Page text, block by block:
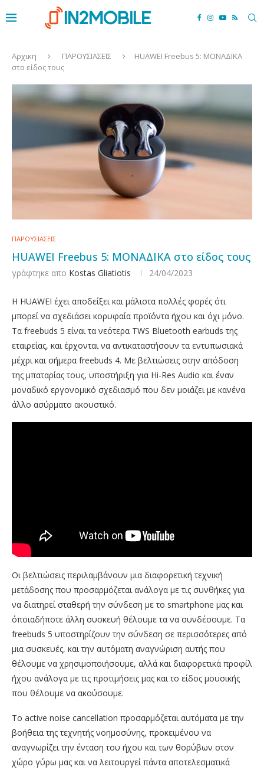
Αρχικη ΠΑΡΟΥΣΙΑΣΕΙΣ
HUAWEI Freebus 5: ΜΟΝΑΔΙΚΑ
στο είδος τους
ΠΑΡΟΥΣΙΑΣΕΙΣ
HUAWEI Freebus 5: ΜΟΝΑΔΙΚΑ στο είδος τους
γράφτηκε απο Kostas Gliatiotis 24/04/2023
Η HUAWEI έχει αποδείξει και μάλιστα πολλές φορές ότι
μπορεί να σχεδιάσει κορυφαία προϊόντα ήχου και όχι μόνο.
Τα freebuds 5 είναι τα νεότερα TWS Bluetooth earbuds της
εταιρείας, και έρχονται να αντικαταστήσουν τα εντυπωσιακά
μέχρι και σήμερα freebuds 4. Με βελτιώσεις στην απόδοση
της μπαταρίας τους, υποστήριξη για Hi-Res Audio και έναν
μοναδικό εργονομικό σχεδιασμό που δεν μοιάζει με κανένα
άλλο ασύρματο ακουστικό.
Οι βελτιώσεις περιλαμβάνουν μια διαφορετική τεχνική
μετάδοσης που προσαρμόζεται ανάλογα με τις συνθήκες για
να διατηρεί σταθερή την σύνδεση με το smartphone μας και
όποιαδήποτε άλλη συσκευή θέλουμε τα να συνδέσουμε. Τα
freebuds 5 υποστηρίζουν την σύνδεση σε περισσότερες από
μια συσκευές, και την αυτόματη αναγνώριση αυτής που
θέλουμε να χρησιμοποιήσουμε, αλλά και διαφορετικά προφίλ
ήχου ανάλογα με τις προτιμήσεις μας και το είδος μουσικής
που θέλουμε να ακούσουμε.
Το active noise cancellation προσαρμόζεται αυτόματα με την
βοήθεια της τεχνητής νοημοσύνης, προκειμένου να
αναγνωρίζει την ένταση του ήχου και των θορύβων στον
χώρο γύρω μας και να λειτουργεί πάντα αποτελεσματικά